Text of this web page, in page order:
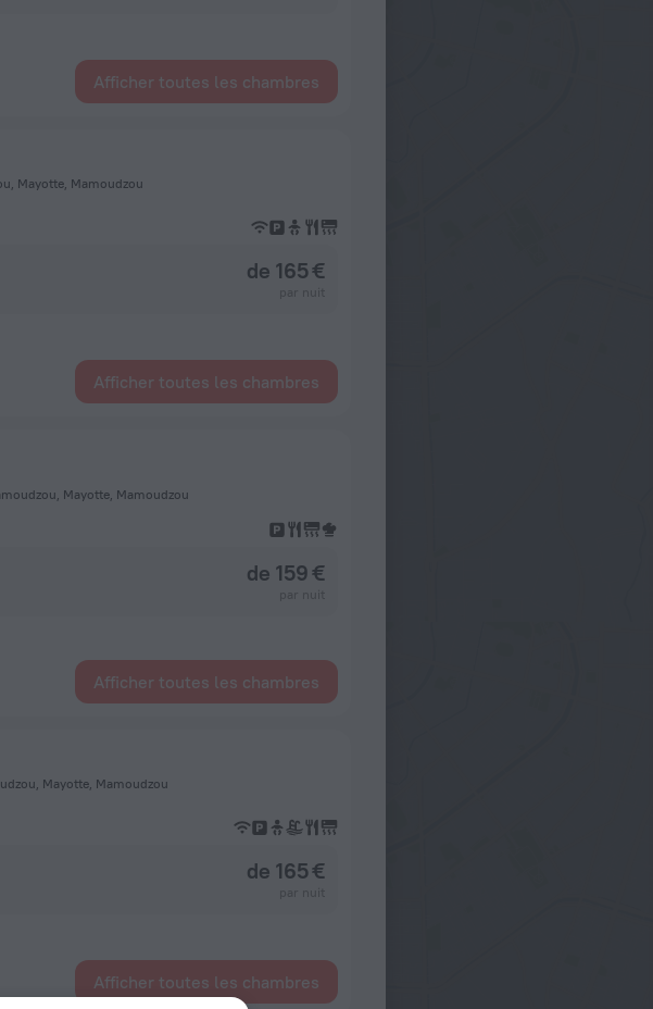
Afficher toutes les chambres
Mayotte, Mamoudzou
de 165 €
Afficher toutes les chambres
Mayotte, Mamoudzou
de 159 €
Afficher toutes les chambres
Mayotte, Mamoudzou
de 165 €
Afficher toutes les chambres